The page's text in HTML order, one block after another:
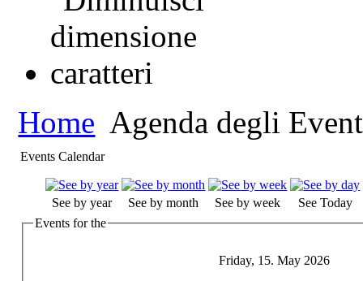
Home Agenda degli
Events Calendar
See by year See by month See by week
See Today
Events for the
Friday, 15. May 2026